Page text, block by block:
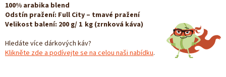
100% arabika blend
Odstín pražení: Full City – tmavé pražení
Velikost balení: 200 g/ 1 kg (zrnková káva)
Hledáte více dárkových káv?
Klikněte zde a podívejte se na celou naši nabídku.